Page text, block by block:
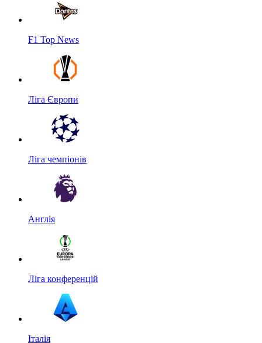
F1 Top News
Ліга Європи
Ліга чемпіонів
Англія
Ліга конференцій
Італія